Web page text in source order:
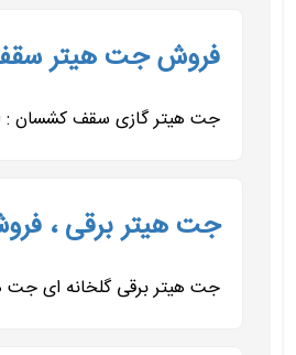
فروش جت هیتر سقف کشسان
جت هیتر گازی سقف کشسان :
جت هیتر برقی ،
جت هیتر برقی گلخانه ای جت